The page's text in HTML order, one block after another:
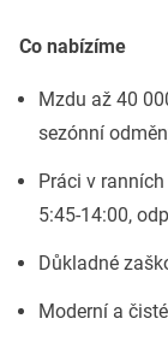
Co nabízíme
Mzdu až 40
sezónní
Práci v
5:45-14:00,
Důkladné
Moderní a